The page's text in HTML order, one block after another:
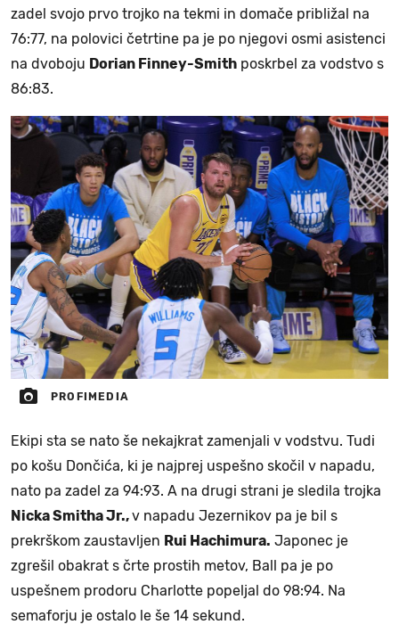
zadel svojo prvo trojko na tekmi in domače približal na
76:77, na polovici četrtine pa je po njegovi osmi asistenci
na dvoboju Dorian Finney-Smith poskrbel za vodstvo s
86:83.
PROFIMEDIA
Ekipi sta se nato še nekajkrat zamenjali v vodstvu. Tudi
po košu Dončića, ki je najprej uspešno skočil v napadu,
nato pa zadel za 94:93. A na drugi strani je sledila trojka
Nicka Smitha Jr.,v napadu Jezernikov pa je bil s
prekrškom zaustavljen Rui Hachimura. Japonec je
zgrešil obakrat s črte prostih metov, Ball pa je po
uspešnem prodoru Charlotte popeljal do 98:94. Na
semaforju je ostalo le še 14 sekund.